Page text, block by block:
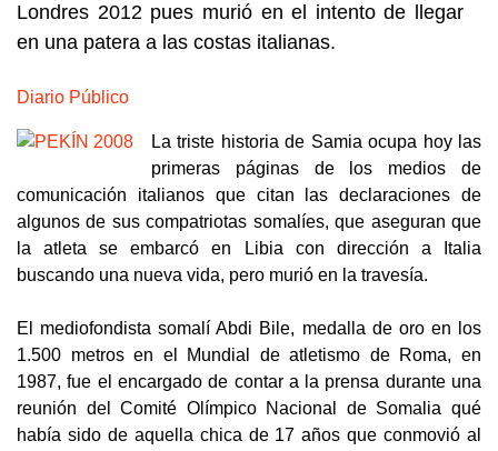
Londres 2012 pues murió en el intento de llegar
en una patera a las costas italianas.
Diario Público
La triste historia de Samia ocupa hoy las
primeras páginas de los medios de
comunicación italianos que citan las declaraciones de
algunos de sus compatriotas somalíes, que aseguran que
la atleta se embarcó en Libia con dirección a Italia
buscando una nueva vida, pero murió en la travesía.
El mediofondista somalí Abdi Bile, medalla de oro en los
1.500 metros en el Mundial de atletismo de Roma, en
1987, fue el encargado de contar a la prensa durante una
reunión del Comité Olímpico Nacional de Somalia qué
había sido de aquella chica de 17 años que conmovió al